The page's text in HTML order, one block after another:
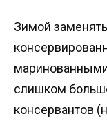
Зимой
слишком
консервантов